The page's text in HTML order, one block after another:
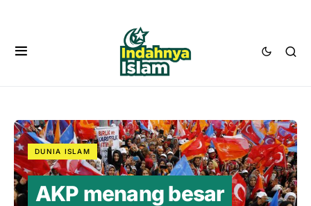
DUNIA ISLAM
AKP menang besar